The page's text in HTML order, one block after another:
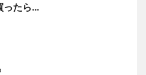
ったら…